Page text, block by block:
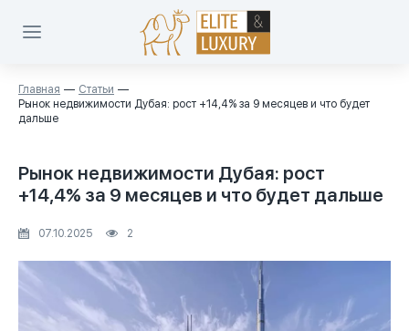
Главная
Статьи
Рынок недвижимости Дубая: рост +14,4% за 9 месяцев и что будет
дальше
Рынок недвижимости Дубая: рост
+14,4% за 9 месяцев и что будет дальше
07.10.2025 2